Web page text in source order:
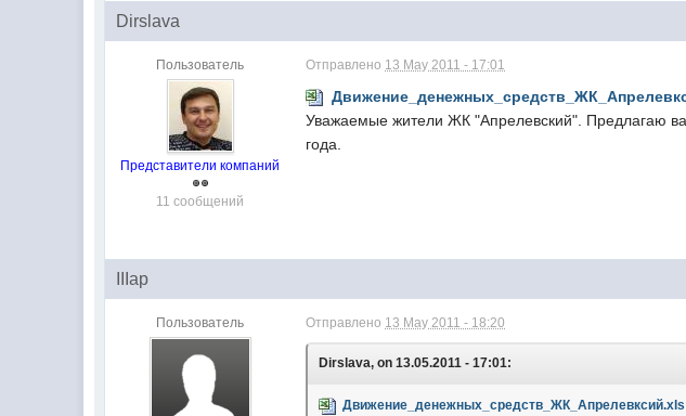
Dirslava
Пользователь
Представители компаний
11 сообщений
Отправлено 13 May 2011 - 17:01
Уважаемые жители ЖК "Апрелевский". Предлагаю
года.
IIIap
Пользователь Отправлено 13 May 2011 - 18:20
Dirslava, on 13.05.2011 - 17:01:
Движение_денежных_средств_ЖК_Апрелевксий.xls